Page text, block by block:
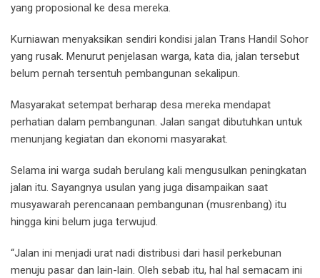
yang proposional ke desa mereka.
Kurniawan menyaksikan sendiri kondisi jalan Trans Handil Sohor
yang rusak. Menurut penjelasan warga, kata dia, jalan tersebut
belum pernah tersentuh pembangunan sekalipun.
Masyarakat setempat berharap desa mereka mendapat
perhatian dalam pembangunan. Jalan sangat dibutuhkan untuk
menunjang kegiatan dan ekonomi masyarakat.
Selama ini warga sudah berulang kali mengusulkan peningkatan
jalan itu. Sayangnya usulan yang juga disampaikan saat
musyawarah perencanaan pembangunan (musrenbang) itu
hingga kini belum juga terwujud.
“Jalan ini menjadi urat nadi distribusi dari hasil perkebunan
menuju pasar dan lain-lain. Oleh sebab itu, hal hal semacam ini